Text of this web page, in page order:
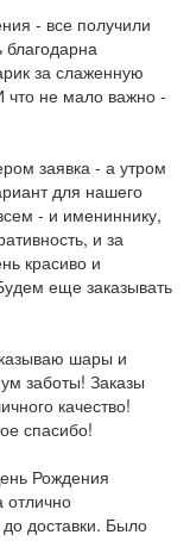
- все получили
за слаженную
что не мало важно -
заявка - а утром
для нашего
- и имениннику,
и за
красиво и
еще заказывать
шары и
заботы! Заказы
качество!
спасибо!
Рождения
отлично
доставки. Было